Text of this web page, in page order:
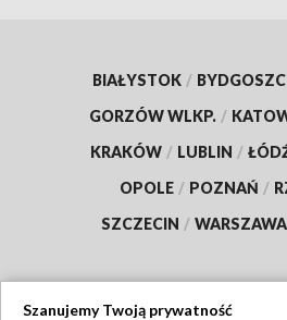
BIAŁYSTOK /
GORZÓW WLKP. /
KRAKÓW / LUBLIN /
OPOLE / POZNAŃ /
SZCZECIN / WARSZAWA
Szanujemy Twoją prywatność